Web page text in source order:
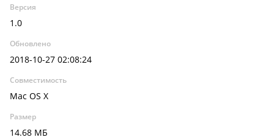
Версия
1.0
Обновлено
2018-10-27 02:08:24
Совместимость
Mac OS X
Размер
14.68 МБ